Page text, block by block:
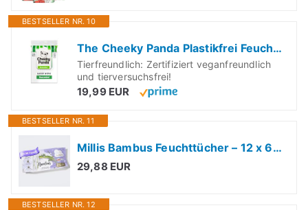
BESTSELLER NR. 10
The Cheeky Panda Plastikfrei Feuchttücher Box Baby | 12 Packungen x 12 Stück (144 Feuchttücher) | Für Baby, Erwachsene und den täglichen Gebrauch
Tierfreundlich: Zertifiziert veganfreundlich
und tierversuchsfrei!
19,99 EUR
BESTSELLER NR. 11
Millis Bambus Feuchttücher – 12 x 60 Stück – Natürliche, sanfte Reinigung für empfindliche Babyhaut – Biologisch abbaubar, pH-neutral, ohne Plastik, Parfüm & Alkohol, klinisch getestet
29,88 EUR
BESTSELLER NR. 12